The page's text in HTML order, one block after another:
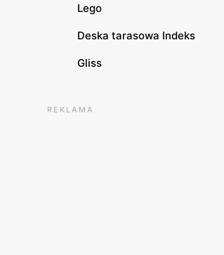
Lego
Deska tarasowa Indeks
Gliss
REKLAMA